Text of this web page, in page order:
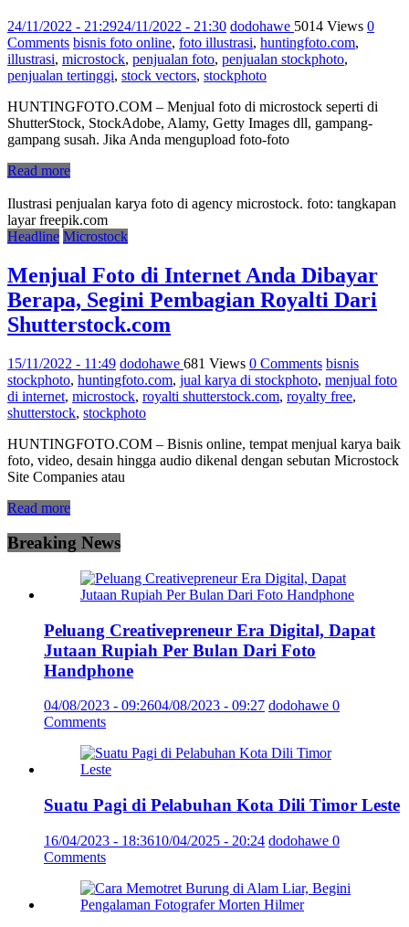
24/11/2022 - 21:2924/11/2022 - 21:30 dodohawe 5014 Views 0
Comments bisnis foto online, foto illustrasi, huntingfoto.com,
illustrasi, microstock, penjualan foto, penjualan stockphoto,
penjualan tertinggi, stock vectors, stockphoto
HUNTINGFOTO.COM – Menjual foto di microstock seperti di
ShutterStock, StockAdobe, Alamy, Getty Images dll, gampang-
gampang susah. Jika Anda mengupload foto-foto
Read more
Ilustrasi penjualan karya foto di agency microstock. foto: tangkapan
layar freepik.com
Headline Microstock
Menjual Foto di Internet Anda Dibayar
Berapa, Segini Pembagian Royalti Dari
Shutterstock.com
15/11/2022 - 11:49 dodohawe 681 Views 0 Comments bisnis
stockphoto, huntingfoto.com, jual karya di stockphoto, menjual foto
di internet, microstock, royalti shutterstock.com, royalty free,
shutterstock, stockphoto
HUNTINGFOTO.COM – Bisnis online, tempat menjual karya baik
foto, video, desain hingga audio dikenal dengan sebutan Microstock
Site Companies atau
Read more
Breaking News
Peluang Creativepreneur Era Digital, Dapat
Jutaan Rupiah Per Bulan Dari Foto
Handphone
04/08/2023 - 09:2604/08/2023 - 09:27 dodohawe 0
Comments
Suatu Pagi di Pelabuhan Kota Dili Timor Leste
16/04/2023 - 18:3610/04/2025 - 20:24 dodohawe 0
Comments